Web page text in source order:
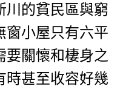
川的貧民區與窮
窗小屋只有六平
要關懷和棲身之
時甚至收容好幾